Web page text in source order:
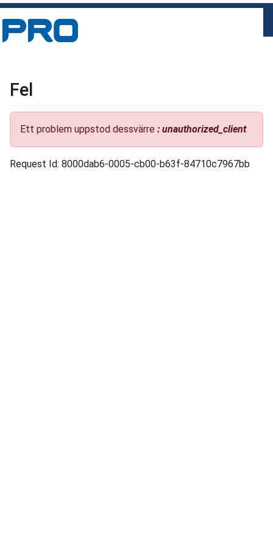
Fel
Ett problem uppstod dessvärre : unauthorized_client
Request Id: 8000dab6-0005-cb00-b63f-84710c7967bb